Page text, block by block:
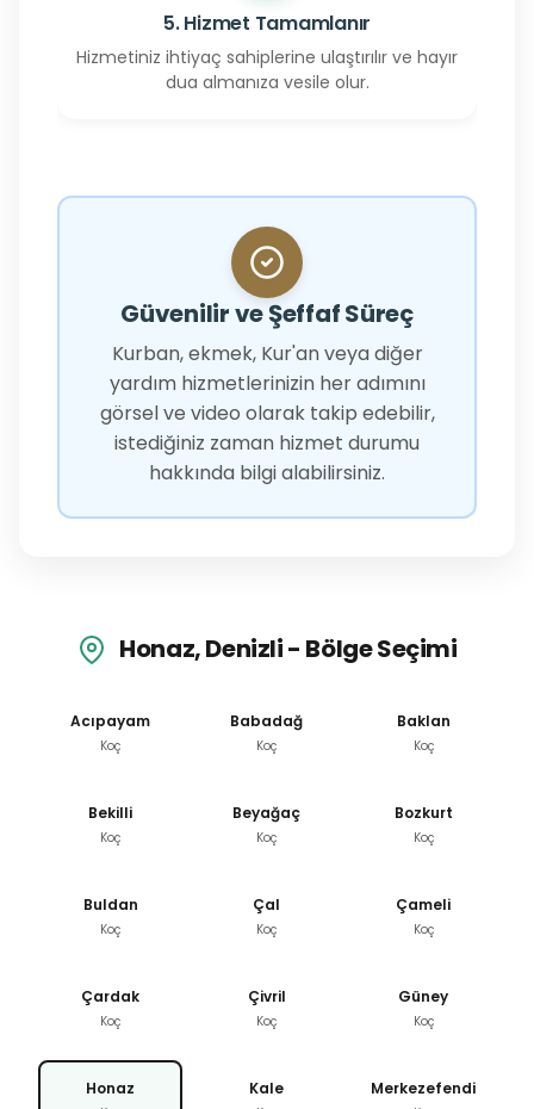
5. Hizmet Tamamlanır
Hizmetiniz ihtiyaç sahiplerine ulaştırılır ve hayır
dua almanıza vesile olur.
Güvenilir ve Şeffaf Süreç
Kurban, ekmek, Kur'an veya diğer
yardım hizmetlerinizin her adımını
görsel ve video olarak takip edebilir,
istediğiniz zaman hizmet durumu
hakkında bilgi alabilirsiniz.
Honaz, Denizli - Bölge Seçimi
Acıpayam
Koç
Babadağ
Koç
Baklan
Koç
Bekilli
Koç
Beyağaç
Koç
Bozkurt
Koç
Buldan
Koç
Çal
Koç
Çameli
Koç
Çardak
Koç
Çivril
Koç
Güney
Koç
Honaz Kale Merkezefendi